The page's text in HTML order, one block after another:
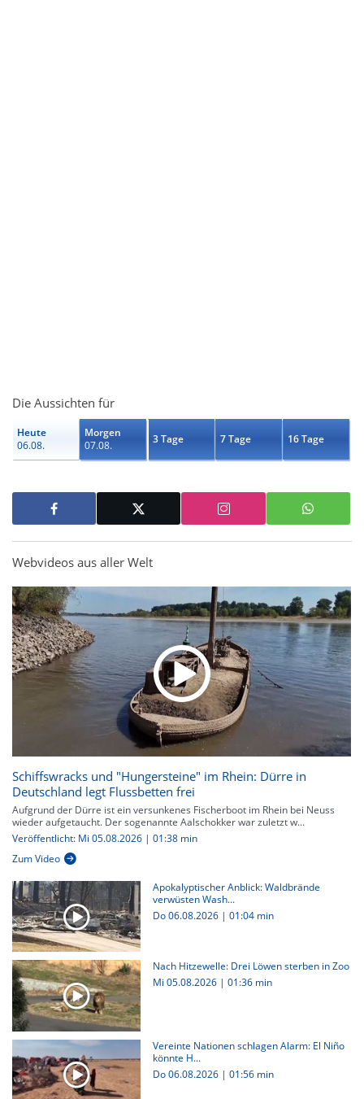
Die Aussichten für
Heute
06.08.
Morgen
07.08.
3 Tage 7 Tage 16 Tage
Webvideos aus aller Welt
Schiffswracks und "Hungersteine" im Rhein: Dürre in
Deutschland legt Flussbetten frei
Aufgrund der Dürre ist ein versunkenes Fischerboot im Rhein bei Neuss
wieder aufgetaucht. Der sogenannte Aalschokker war zuletzt w...
Veröffentlicht: Mi 05.08.2026 | 01:38 min
Zum Video
Apokalyptischer Anblick: Waldbrände
verwüsten Wash...
Do 06.08.2026 | 01:04 min
Nach Hitzewelle: Drei Löwen sterben in Zoo
Mi 05.08.2026 | 01:36 min
Vereinte Nationen schlagen Alarm: El Niño
könnte H...
Do 06.08.2026 | 01:56 min